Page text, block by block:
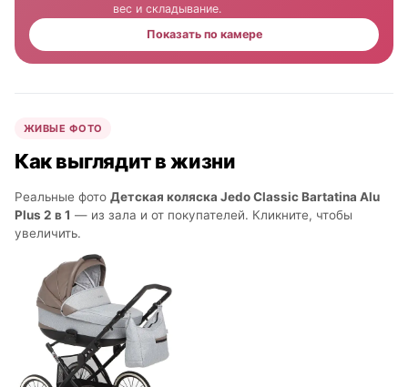
вес и складывание.
Показать по камере
ЖИВЫЕ ФОТО
Как выглядит в жизни
Реальные фото Детская коляска Jedo Classic Bartatina Alu
Plus 2 в 1 — из зала и от покупателей. Кликните, чтобы
увеличить.